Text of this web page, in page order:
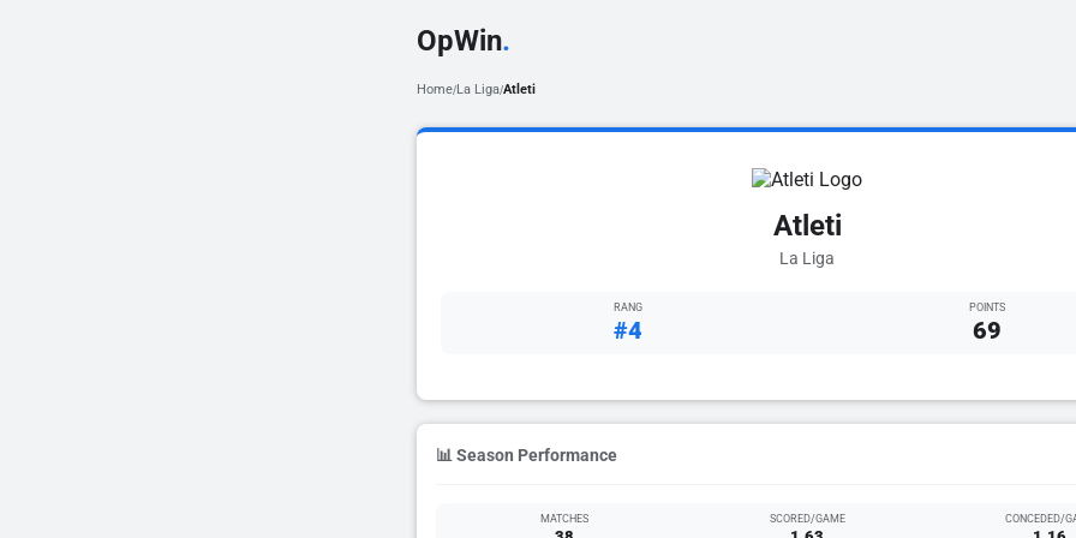
OpWin.
Home/La Liga/Atleti
Atleti
La Liga
RANG
#4
POINTS
69
📊 Season Performance
MATCHES SCORED/GAME CONCEDED/